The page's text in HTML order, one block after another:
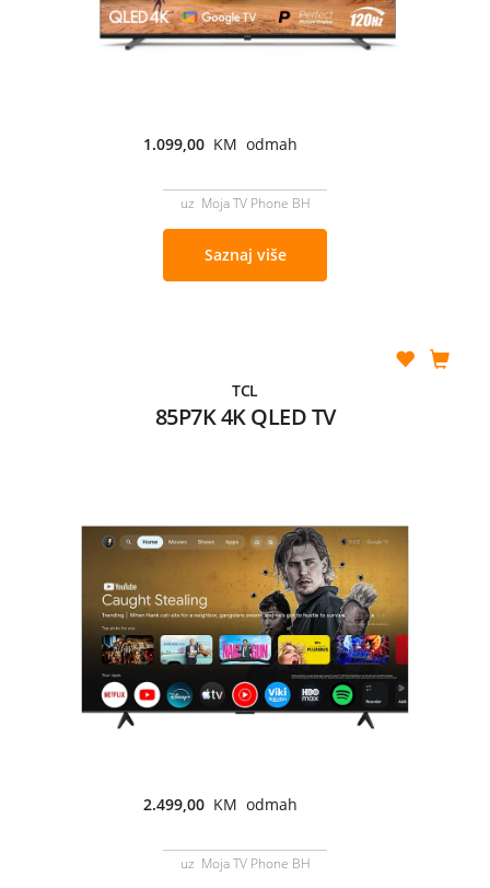
1.099,00 KM odmah
uz Moja TV Phone BH
Saznaj više
TCL
85P7K 4K QLED TV
2.499,00 KM odmah
uz Moja TV Phone BH